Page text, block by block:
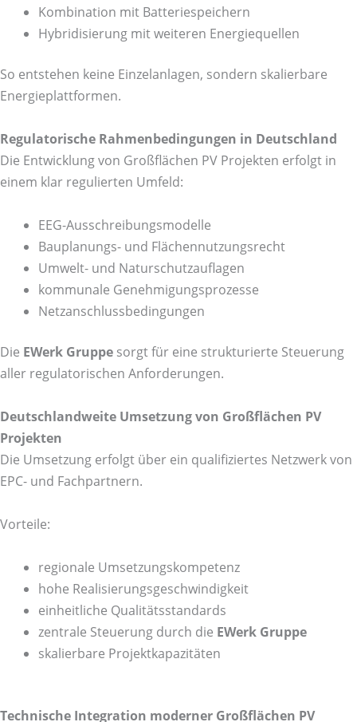
Kombination mit Batteriespeichern
Hybridisierung mit weiteren Energiequellen
So entstehen keine Einzelanlagen, sondern skalierbare
Energieplattformen.
Regulatorische Rahmenbedingungen in Deutschland
Die Entwicklung von Großflächen PV Projekten erfolgt in
einem klar regulierten Umfeld:
EEG-Ausschreibungsmodelle
Bauplanungs- und Flächennutzungsrecht
Umwelt- und Naturschutzauflagen
kommunale Genehmigungsprozesse
Netzanschlussbedingungen
Die EWerk Gruppe sorgt für eine strukturierte Steuerung
aller regulatorischen Anforderungen.
Deutschlandweite Umsetzung von Großflächen PV
Projekten
Die Umsetzung erfolgt über ein qualifiziertes Netzwerk von
EPC- und Fachpartnern.
Vorteile:
regionale Umsetzungskompetenz
hohe Realisierungsgeschwindigkeit
einheitliche Qualitätsstandards
zentrale Steuerung durch die EWerk Gruppe
skalierbare Projektkapazitäten
Technische Integration moderner Großflächen PV